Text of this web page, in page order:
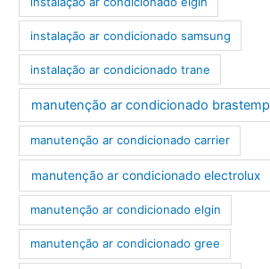
instalação ar condicionado samsung
instalação ar condicionado trane
manutenção ar condicionado brastemp
manutenção ar condicionado carrier
manutenção ar condicionado electrolux
manutenção ar condicionado elgin
manutenção ar condicionado gree